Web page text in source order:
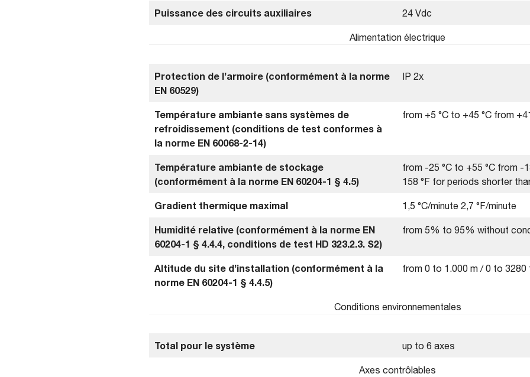
Puissance des circuits auxiliaires 24 Vdc
Alimentation électrique
Protection de l’armoire (conformément à la norme
EN 60529)
IP 2x
Température ambiante sans systèmes de
refroidissement (conditions de test conformes à
la norme EN 60068-2-14)
from +5 °C to +45 °C from
Température ambiante de stockage
(conformément à la norme EN 60204-1 § 4.5)
from -25 °C to +55 °C from -
158 °F for periods shorter
Gradient thermique maximal 1,5 °C/minute 2,7 °F/minute
Humidité relative (conformément à la norme EN
60204-1 § 4.4.4, conditions de test HD 323.2.3. S2)
from 5% to 95% without
Altitude du site d’installation (conformément à la
norme EN 60204-1 § 4.4.5)
from 0 to 1.000 m / 0 to
Conditions environnementales
Total pour le système up to 6 axes
Axes contrôlables